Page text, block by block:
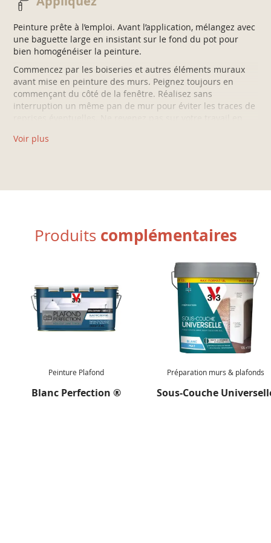
dépoussiérez, et appliquez la Sous-couche Universelle V33.
• SUR ANCIENNES PEINTURES :
Lessivez, rincez, égrenez au papier abrasif (grain 240) puis
dépoussiérez.
Peinture prête à l’emploi. Avant l’application, mélangez avec
une baguette large en insistant sur le fond du pot pour
bien homogénéiser la peinture.
Commencez par les boiseries et autres éléments muraux
avant mise en peinture des murs. Peignez toujours en
commençant du côté de la fenêtre. Réalisez sans
interruption un même pan de mur pour éviter les traces de
3/ Appliquez la peinture par bandes verticales, puis croisez
les passes.
Il peut être nécessaire d’appliquer une couche
supplémentaire après séchage pour les coloris vifs ou si
votre support est foncé. Le coloris définitif de la peinture
s’apprécie après séchage complet.
Voir plus
Produits complémentaires
Peinture Plafond
Blanc Perfection ®
Préparation murs & plafonds
Sous-Couche